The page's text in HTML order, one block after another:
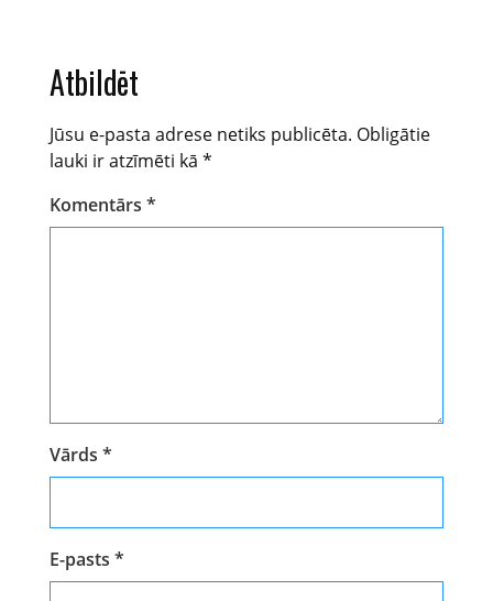
Atbildēt
Jūsu e-pasta adrese netiks publicēta. Obligātie
lauki ir atzīmēti kā *
Komentārs *
Vārds *
E-pasts *